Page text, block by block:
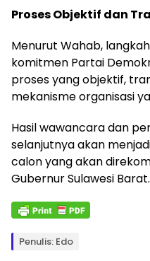
Proses Objektif dan
Menurut Wahab,
komitmen Partai
proses yang objektif,
mekanisme organisasi
Hasil wawancara dan
selanjutnya akan
calon yang akan
Gubernur Sulawesi Barat.
Penulis: Edo